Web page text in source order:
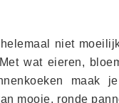
niet
wat eieren,
maak
mooie, ronde